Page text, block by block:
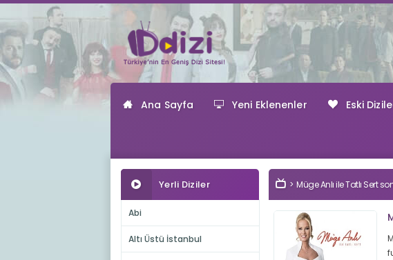
Ana Sayfa Yeni Eklenenler Eski
Yerli Diziler
Abi
Altı Üstü İstanbul
Müge Anlı ile Tatlı Sert